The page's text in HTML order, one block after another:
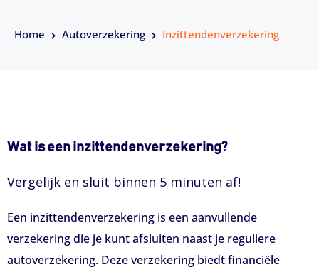
Home Autoverzekering Inzittendenverzekering
Wat is een inzittendenverzekering?
Vergelijk en sluit binnen 5 minuten af!
Een inzittendenverzekering is een aanvullende
verzekering die je kunt afsluiten naast je reguliere
autoverzekering. Deze verzekering biedt financiële